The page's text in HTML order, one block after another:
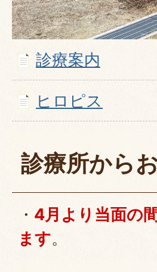
診療案内
ヒロピス
診療所から
・ 4月より当面の
ます。